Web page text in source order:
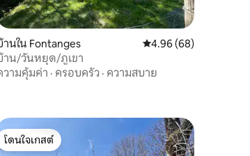
จาก 5, 48 รีวิว
านใน Fontanges คะแนนเฉลี่ย 4.96 จาก
4.96 (68)
าน/วันหยุด/ภูเขา
วามคุ้มค่า · ครอบครัว · ความสบาย
โดนใจเกสต์
โดนใจเกสต์